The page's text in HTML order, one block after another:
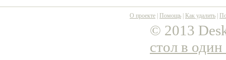
О проекте Помощь Как удалить
© 2013
стол в